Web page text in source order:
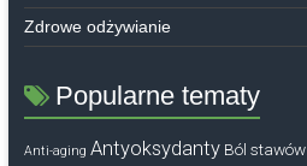
Zdrowe odżywianie
Popularne tematy
Anti-aging Antyoksydanty Ból stawów